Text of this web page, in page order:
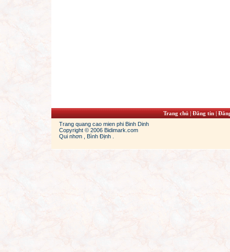
Trang chủ|Đăng tin|
Trang quang cao mien phi Binh Dinh
Copyright © 2006 Bidimark.com
Qui nhơn , Bình Định .